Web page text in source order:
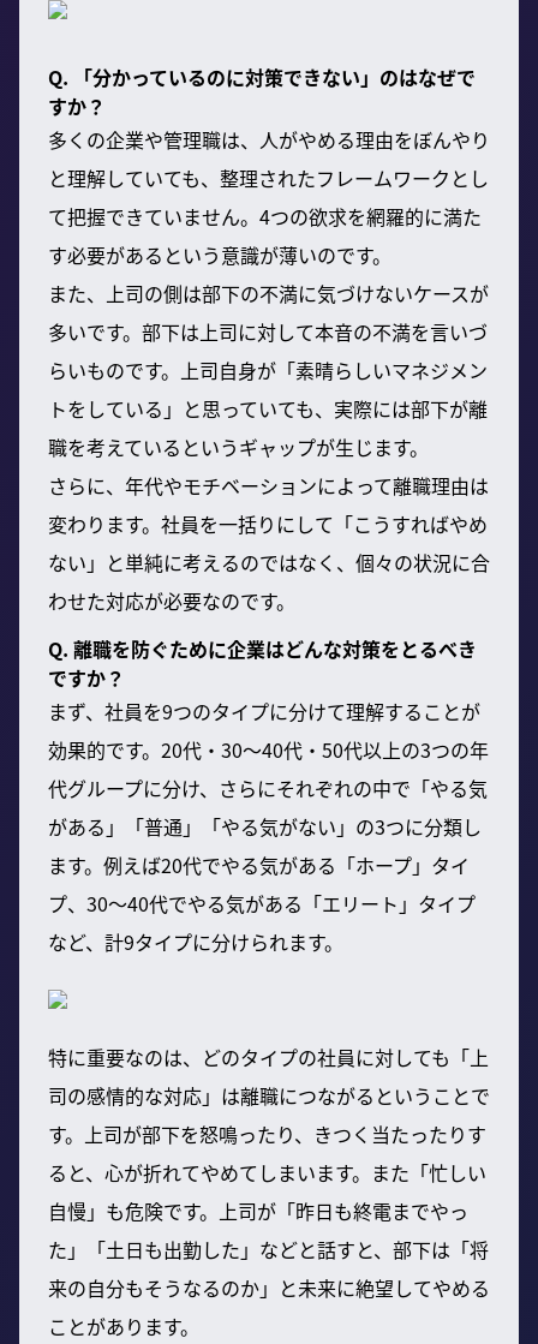
Q. 「分かっているのに対策できない」のはなぜで
すか？
多くの企業や管理職は、人がやめる理由をぼんやり
と理解していても、整理されたフレームワークとし
て把握できていません。4つの欲求を網羅的に満た
す必要があるという意識が薄いのです。
また、上司の側は部下の不満に気づけないケースが
多いです。部下は上司に対して本音の不満を言いづ
らいものです。上司自身が「素晴らしいマネジメン
トをしている」と思っていても、実際には部下が離
職を考えているというギャップが生じます。
さらに、年代やモチベーションによって離職理由は
変わります。社員を一括りにして「こうすればやめ
ない」と単純に考えるのではなく、個々の状況に合
わせた対応が必要なのです。
Q. 離職を防ぐために企業はどんな対策をとるべき
ですか？
まず、社員を9つのタイプに分けて理解することが
効果的です。20代・30〜40代・50代以上の3つの年
代グループに分け、さらにそれぞれの中で「やる気
がある」「普通」「やる気がない」の3つに分類し
ます。例えば20代でやる気がある「ホープ」タイ
プ、30〜40代でやる気がある「エリート」タイプ
など、計9タイプに分けられます。
特に重要なのは、どのタイプの社員に対しても「上
司の感情的な対応」は離職につながるということで
す。上司が部下を怒鳴ったり、きつく当たったりす
ると、心が折れてやめてしまいます。また「忙しい
自慢」も危険です。上司が「昨日も終電までやっ
た」「土日も出勤した」などと話すと、部下は「将
来の自分もそうなるのか」と未来に絶望してやめる
ことがあります。